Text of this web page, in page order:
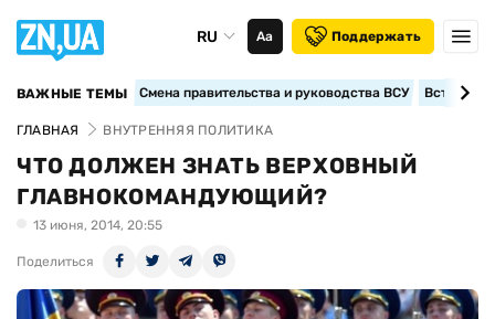
RU Аа Поддержать
ВАЖНЫЕ ТЕМЫ Смена правительства и руководства ВСУ
ГЛАВНАЯ ВНУТРЕННЯЯ ПОЛИТИКА
ЧТО ДОЛЖЕН ЗНАТЬ ВЕРХОВНЫЙ
ГЛАВНОКОМАНДУЮЩИЙ?
13 июня, 2014, 20:55
Поделиться